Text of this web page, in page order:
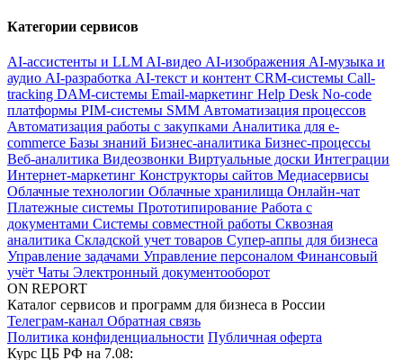
Категории сервисов
AI-ассистенты и LLM AI-видео AI-изображения AI-музыка и
аудио AI-разработка AI-текст и контент CRM-системы Call-
tracking DAM-системы Email-маркетинг Help Desk No-code
платформы PIM-системы SMM Автоматизация процессов
Автоматизация работы с закупками Аналитика для e-
commerce Базы знаний Бизнес-аналитика Бизнес-процессы
Веб-аналитика Видеозвонки Виртуальные доски Интеграции
Интернет-маркетинг Конструкторы сайтов Медиасервисы
Облачные технологии Облачные хранилища Онлайн-чат
Платежные системы Прототипирование Работа с
документами Системы совместной работы Сквозная
аналитика Складской учет товаров Супер-аппы для бизнеса
Управление задачами Управление персоналом Финансовый
учёт Чаты Электронный документооборот
ON REPORT
Каталог сервисов и программ для бизнеса в России
Телеграм-канал Обратная связь
Политика конфиденциальности Публичная оферта
Курс ЦБ РФ на 7.08: